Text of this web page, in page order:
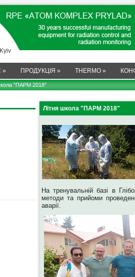
» ПРОДУКЦІЯ » THERMO »
"ПАРМ 2018"
Літня школа "ПАРМ 2018"
На тренувальній базі в
методи та прийоми
аварії.